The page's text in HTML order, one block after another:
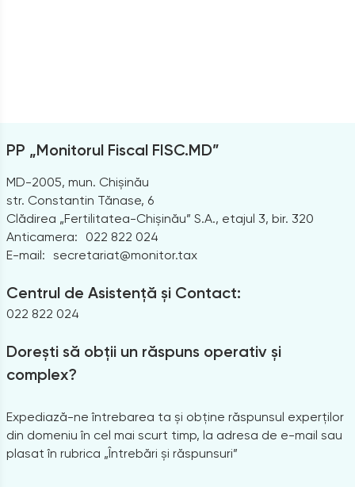
PP „Monitorul Fiscal FISC.MD”
MD-2005, mun. Chișinău
str. Constantin Tănase, 6
Clădirea „Fertilitatea-Chișinău” S.A., etajul 3, bir. 320
Anticamera:
022 822 024
E-mail: secretariat@monitor.tax
Centrul de Asistență și Contact:
022 822 024
Dorești să obții un răspuns operativ și
complex?
Expediază-ne întrebarea ta și obține răspunsul experților
din domeniu în cel mai scurt timp, la adresa de e-mail sau
plasat în rubrica „Întrebări și răspunsuri”